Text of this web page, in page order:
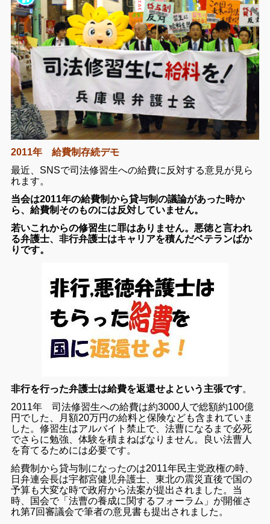
2011年 給費制存続デモ
最近、SNSで司法修習生への給費に反対する意見が見ら
れます。
当会は2011年の給費制から貸与制の議論があった時か
ら、給費制そのものには反対していません。
若いこれからの修習生に罪はありません。悪徳と言われ
る弁護士、非行弁護士はキャリアを積んだベテランばか
りです。
非行を行った弁護士は給費を返還せよという主張です。
2011年 司法修習生への給費は約3000人で総額約100億
円でした、月額20万円の給料と保険なども含まれていま
した。修習生はアルバイト禁止で、法曹になるまで必死
でさらに勉強、体験を積まねばなりません。良い法曹人
を育てるためには必要です。
給費制から貸与制になったのは2011年民主党政権の時、
日弁連会長は宇都宮健児弁護士、東北の震災直後で国の
予算も大変な時で政府から法案が提出されました。当
時、国会で「法曹の養成に関するフォーラム」が開催さ
れ第7回審議会で筆者の意見書も提出されました。